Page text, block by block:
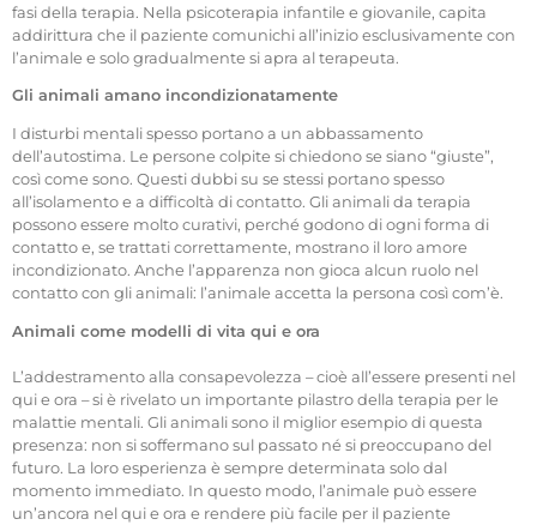
fasi della terapia. Nella psicoterapia infantile e giovanile, capita
addirittura che il paziente comunichi all’inizio esclusivamente con
l’animale e solo gradualmente si apra al terapeuta.
Gli animali amano incondizionatamente
I disturbi mentali spesso portano a un abbassamento
dell’autostima. Le persone colpite si chiedono se siano “giuste”,
così come sono. Questi dubbi su se stessi portano spesso
all’isolamento e a difficoltà di contatto. Gli animali da terapia
possono essere molto curativi, perché godono di ogni forma di
contatto e, se trattati correttamente, mostrano il loro amore
incondizionato. Anche l’apparenza non gioca alcun ruolo nel
contatto con gli animali: l’animale accetta la persona così com’è.
Animali come modelli di vita qui e ora
L’addestramento alla consapevolezza – cioè all’essere presenti nel
qui e ora – si è rivelato un importante pilastro della terapia per le
malattie mentali. Gli animali sono il miglior esempio di questa
presenza: non si soffermano sul passato né si preoccupano del
futuro. La loro esperienza è sempre determinata solo dal
momento immediato. In questo modo, l’animale può essere
un’ancora nel qui e ora e rendere più facile per il paziente